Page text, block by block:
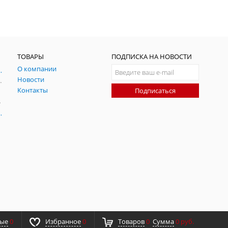
ГНСС
помех
помех
ТОВАРЫ
О компании
Новости
Контакты
ПОДПИСКА НА НОВОСТИ
Подписаться
0 Избранное0 Товаров0 Сумма0 руб.